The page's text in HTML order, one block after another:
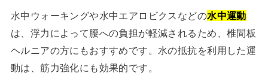
水中ウォーキングや水中エアロビクスなどの水中運動
は、浮力によって腰への負担が軽減されるため、椎間板
ヘルニアの方にもおすすめです。水の抵抗を利用した運
動は、筋力強化にも効果的です。